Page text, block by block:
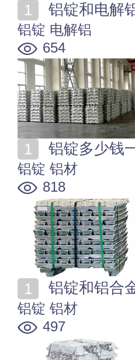
铝锭和电解
铝锭 电解铝
654
铝锭多少钱
铝锭 铝材
818
铝锭和铝合
铝锭 铝材
497